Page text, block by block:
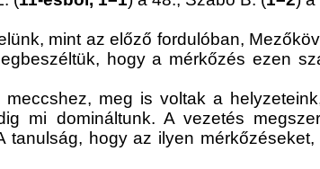
mint az előző fordulóban,
hogy a mérkőzés ezen
meg is voltak a
mi domináltunk. A vezetés
tanulság, hogy az ilyen